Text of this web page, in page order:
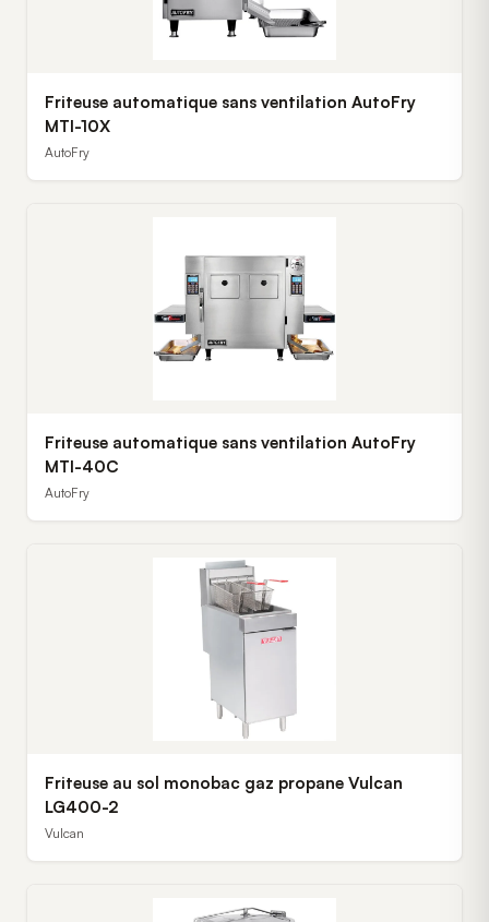
Friteuse automatique sans ventilation AutoFry
MTI-10X
AutoFry
Friteuse automatique sans ventilation AutoFry
MTI-40C
AutoFry
Friteuse au sol monobac gaz propane Vulcan
LG400-2
Vulcan